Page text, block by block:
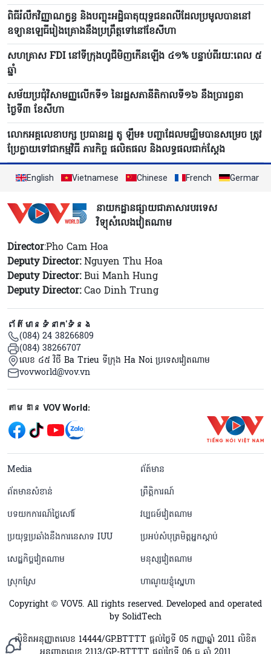
ពិធីរំលឹកវិញ្ញាណក្ខន្ធ និងបញ្ចុះអដ្ឋិធាតុយុទ្ធជនពលីដែលប្រមូលបាននៅ
ឧទ្យានឡេធីរៀងគ្រោងនឹងប្រព្រឹត្តទៅនៅខែសីហា
សហគ្រាស FDI នៅទីក្រុងហូជីមិញកើនឡើង ៤១% បន្ទាប់ពីរយៈពេល ៥
ឆ្នាំ
សម័យប្រជុំវិសាមញ្ញលើកទី១ នៃរដ្ឋសភានីតិកាលទី១៦ នឹងប្រារព្ធនា
ថ្ងៃទី៣ ខែសីហា
លោក​អគ្គលេខាបក្ស ប្រធានរដ្ឋ តូ ឡឹម៖ បញ្ហាដែលមជ្ឈិមបាន​សម្រេច ត្រូវ
ប្រែ​ក្លាយ​ទៅ​ជាកម្មវិធី ភារកិច្ច ផលិតផល និងលទ្ធផលជាក់ស្តែង
English Vietnamese Chinese French German
នាយកដ្ឋានផ្សាយជាភាសារបរទេស
វិទ្យុសំលេងវៀតណាម
Director:Pho Cam Hoa
Deputy Director:Nguyen Thu Hoa
Deputy Director:Bui Manh Hung
Deputy Director:Cao Dinh Trung
ព័ត៌មានទំនាក់ទំនង
(084) 24 38266809
(084) 38266707
លេខ ៤៥ វិថី Ba Trieu ទីក្រុង Ha Noi ប្រទេសវៀតណាម
vovworld@vov.vn
Mạng xã hội
តាមដាន VOV World:
menu footer tiếng Khmer
Media
ព័ត៍មាន
ព័តមានសំខាន់
ព្រឹត្តិការណ៍
បទយកការណ៍ថ្ងៃសៅរ៍
វប្បធម៍វៀតណាម
ប្រយុទ្ធប្រឆាំងនឹងការនេសាទ IUU
ប្រអប់សំបុត្រមិត្តអ្នកស្តាប់
សេដ្ឋកិច្ចវៀតណាម
មនុស្សវៀតណាម
ស្រុកស្រែ
ហាណូយខ្ញុំស្នេហា
Copyright © VOV5. All rights reserved. Developed and operated
by SolidTech
លិខិតអនុញ្ញាតលេខ 14444/GP.BTTTT ផ្តល់ថ្ងៃទី 05 កញ្ញាឆ្នាំ 2011 លិខិត